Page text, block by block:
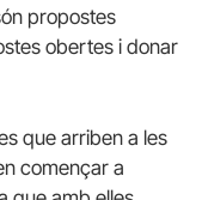
propostes
obertes i donar
que arriben a les
començar a